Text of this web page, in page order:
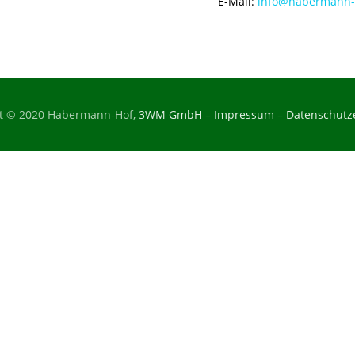
© 2020 Habermann-Hof, 3WM GmbH – Impressum –